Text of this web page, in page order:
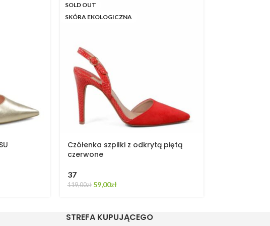
SOLD OUT
SKÓRA EKOLOGICZNA
Czółenka szpilki z odkrytą piętą
czerwone
37
119,00zł 59,00zł
STREFA KUPUJĄCEGO